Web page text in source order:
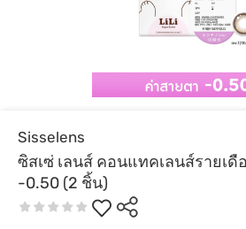
Sisselens
ซิสเซ่ เลนส์ คอนแทคเลนส์รายเ
-0.50 (2 ชิ้น)